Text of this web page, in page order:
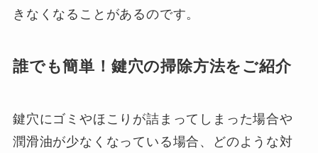
きなくなることがあるのです。
誰でも簡単！鍵穴の掃除方法をご紹介
鍵穴にゴミやほこりが詰まってしまった場合や
潤滑油が少なくなっている場合、どのような対